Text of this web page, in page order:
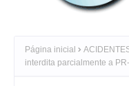
Página inicial
interdita parcialmente a